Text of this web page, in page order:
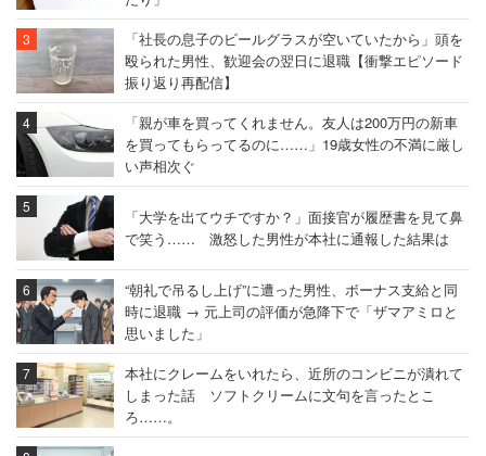
「社長の息子のビールグラスが空いていたから」頭を
殴られた男性、歓迎会の翌日に退職【衝撃エピソード
振り返り再配信】
「親が車を買ってくれません。友人は200万円の新車
を買ってもらってるのに……」19歳女性の不満に厳し
い声相次ぐ
「大学を出てウチですか？」面接官が履歴書を見て鼻
で笑う…… 激怒した男性が本社に通報した結果は
“朝礼で吊るし上げ”に遭った男性、ボーナス支給と同
時に退職 → 元上司の評価が急降下で「ザマアミロと
思いました」
本社にクレームをいれたら、近所のコンビニが潰れて
しまった話 ソフトクリームに文句を言ったとこ
ろ……。